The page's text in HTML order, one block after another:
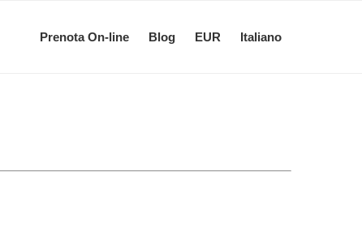
Prenota On-line Blog EUR Italiano